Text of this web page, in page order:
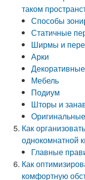
таком
Способы
Статичные
Ширмы и
Арки
Мебель
Подиум
Шторы и
Как
однокомнатной
Главные
Как
комфортную